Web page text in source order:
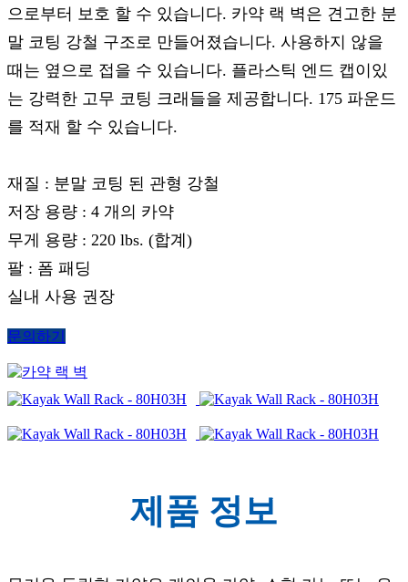
으로부터 보호 할 수 있습니다. 카약 랙 벽은 견고한 분
말 코팅 강철 구조로 만들어졌습니다. 사용하지 않을
때는 옆으로 접을 수 있습니다. 플라스틱 엔드 캡이있
는 강력한 고무 코팅 크래들을 제공합니다. 175 파운드
를 적재 할 수 있습니다.
재질 : 분말 코팅 된 관형 강철
저장 용량 : 4 개의 카약
무게 용량 : 220 lbs. (합계)
팔 : 폼 패딩
실내 사용 권장
문의하기
제품 정보